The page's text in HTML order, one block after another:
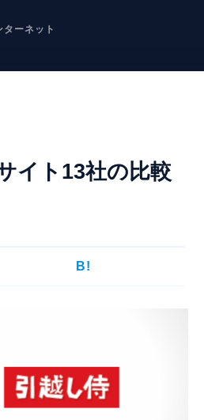
ターネット
イト13社の比較
B!